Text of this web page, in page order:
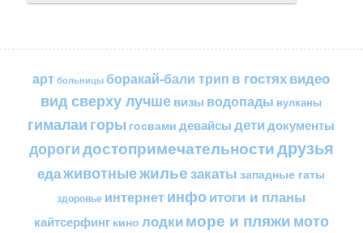
арт больницы боракай-бали трип в гостяхвидео
вид сверху лучшевизы водопады вулканы
гималаи горы госвами девайсы детидокументы
дорогидостопримечательностидрузья
едаживотныежильезакаты западные гаты
здоровье интернетинфоитоги и планы
кайтсерфинг кино лодкиморе и пляжимото